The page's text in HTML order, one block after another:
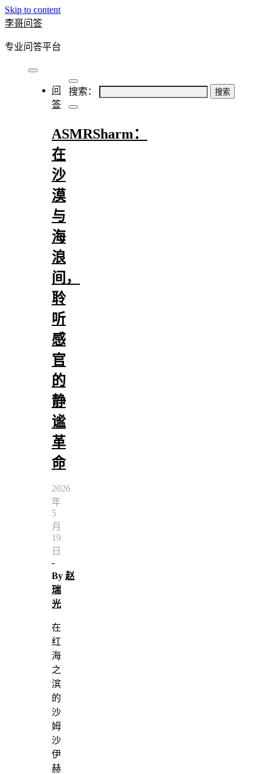
Skip to content
李哥问答
专业问答平台
搜索：
问
答
ASMRSharm：
在
沙
漠
与
海
浪
间，
聆
听
感
官
的
静
谧
革
命
2026
年
5
月
19
日
-
By 赵
瑞
光
在
红
海
之
滨
的
沙
姆
沙
伊
赫